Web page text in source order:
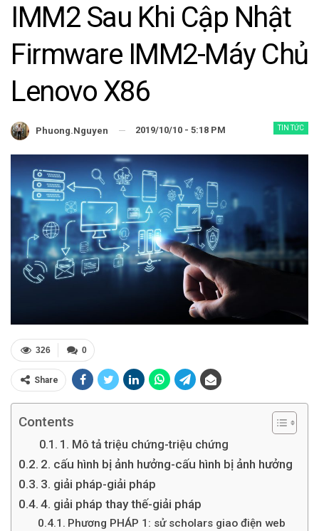
IMM2 Sau Khi Cập Nhật
Firmware IMM2-Máy Chủ
Lenovo X86
TIN TỨC
Phuong.nguyen 2019/10/10 - 5:18 PM
0
326
Share
Contents
1. Mô tả triệu chứng-triệu chứng
2. cấu hình bị ảnh hưởng-cấu hình bị ảnh hưởng
3. giải pháp-giải pháp
4. giải pháp thay thế-giải pháp
Phương PHÁP 1: sử scholars giao điện web